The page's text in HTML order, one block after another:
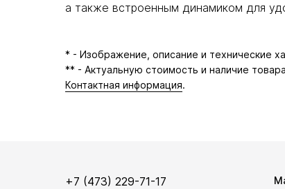
а также встроенным динамиком для
* - Изображение, описание и технические
** - Актуальную стоимость и наличие
Контактная информация.
+7 (473) 229-71-17